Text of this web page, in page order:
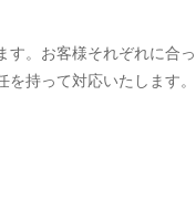
す。お客様それぞれに合っ
持って対応いたします。